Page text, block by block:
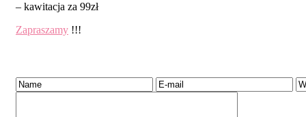
– kawitacja za 99zł
Zapraszamy !!!